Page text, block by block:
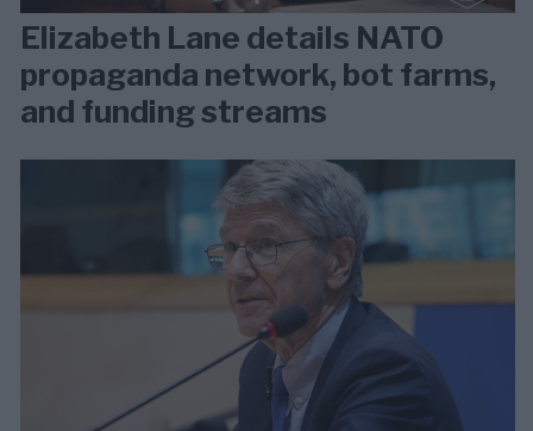
Elizabeth Lane details NATO
propaganda network, bot farms,
and funding streams